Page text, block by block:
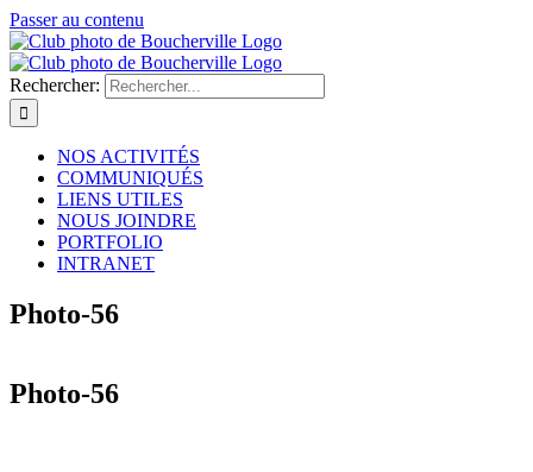
Passer au contenu
Rechercher:
NOS ACTIVITÉS
COMMUNIQUÉS
LIENS UTILES
NOUS JOINDRE
PORTFOLIO
INTRANET
Photo-56
Photo-56